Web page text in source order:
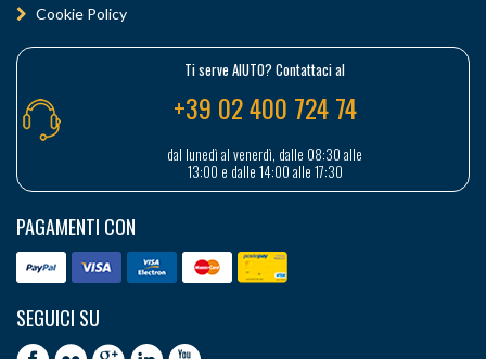
Cookie Policy
Ti serve AIUTO? Contattaci al
+39 02 400 724 74
dal lunedì al venerdì, dalle 08:30 alle
13:00 e dalle 14:00 alle 17:30
PAGAMENTI CON
SEGUICI SU